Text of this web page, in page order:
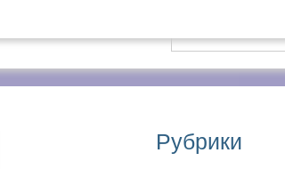
Рубрики